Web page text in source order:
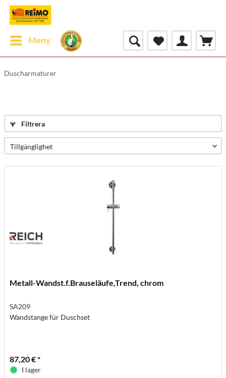
Meny
Duscharmaturer
Filtrera
Metall-Wandst.f.Brauseläufe,Trend, chrom
SA209
Wandstange für Duschset
87,20 € *
I lager